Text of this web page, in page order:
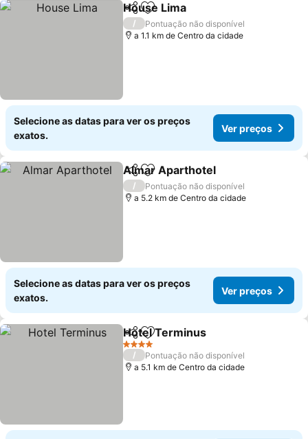
PartilharAdicionar aos favoritos
House Lima
/
Pontuação não disponível
a 1.1 km de Centro da cidade
Selecione as datas para ver os preços
exatos.
Ver preços
PartilharAdicionar aos favoritos
Almar Aparthotel
/
Pontuação não disponível
a 5.2 km de Centro da cidade
Selecione as datas para ver os preços
exatos.
Ver preços
PartilharAdicionar aos favoritos
Hotel Terminus
4 Estrelas
/
Pontuação não disponível
a 5.1 km de Centro da cidade